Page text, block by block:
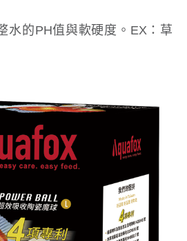
水的PH值與軟硬度。EX：草